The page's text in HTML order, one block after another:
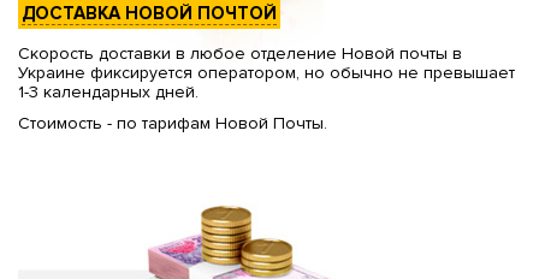
ДОСТАВКА НОВОЙ ПОЧТОЙ
Скорость доставки в любое отделение Новой почты в
Украине фиксируется оператором, но обычно не превышает
1-3 календарных дней.
Стоимость - по тарифам Новой Почты.